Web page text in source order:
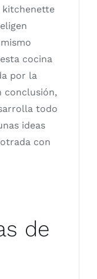
kitchenette
cocina
por la
conclusión,
todo
ideas
con
de